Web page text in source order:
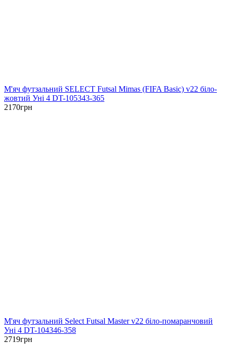
М'яч футзальний SELECT Futsal Mimas (FIFA Basic) v22 біло-
жовтий Уні 4 DT-105343-365
2170грн
М'яч футзальний Select Futsal Master v22 біло-помаранчовий
Уні 4 DT-104346-358
2719грн